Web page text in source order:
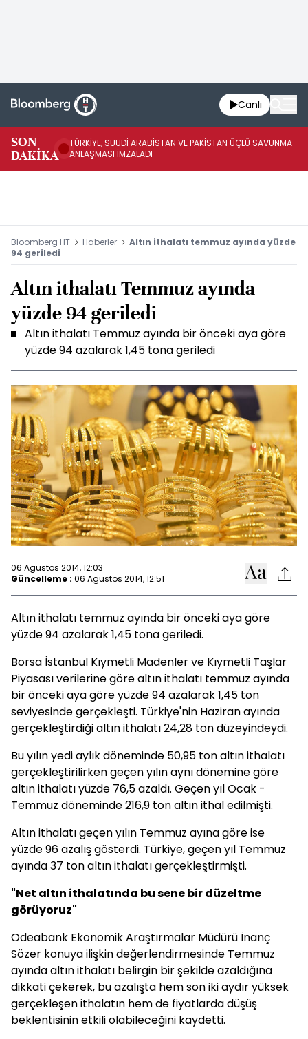
Canlı
SON
DAKİKA
TÜRKİYE, SUUDİ ARABİSTAN VE PAKİSTAN ÜÇLÜ SAVUNMA
ANLAŞMASI İMZALADI
Bloomberg HT Haberler
Altın ithalatı temmuz ayında yüzde
94 geriledi
Altın ithalatı Temmuz ayında
yüzde 94 geriledi
Altın ithalatı Temmuz ayında bir önceki aya göre
yüzde 94 azalarak 1,45 tona geriledi
06 Ağustos 2014, 12:03
Güncelleme : 06 Ağustos 2014, 12:51
Altın ithalatı temmuz ayında bir önceki aya göre
yüzde 94 azalarak 1,45 tona geriledi.
Borsa İstanbul Kıymetli Madenler ve Kıymetli Taşlar
Piyasası verilerine göre altın ithalatı temmuz ayında
bir önceki aya göre yüzde 94 azalarak 1,45 ton
seviyesinde gerçekleşti. Türkiye'nin Haziran ayında
gerçekleştirdiği altın ithalatı 24,28 ton düzeyindeydi.
Bu yılın yedi aylık döneminde 50,95 ton altın ithalatı
gerçekleştirilirken geçen yılın aynı dönemine göre
altın ithalatı yüzde 76,5 azaldı. Geçen yıl Ocak -
Temmuz döneminde 216,9 ton altın ithal edilmişti.
Altın ithalatı geçen yılın Temmuz ayına göre ise
yüzde 96 azalış gösterdi. Türkiye, geçen yıl Temmuz
ayında 37 ton altın ithalatı gerçekleştirmişti.
"Net altın ithalatında bu sene bir düzeltme
görüyoruz"
Odeabank Ekonomik Araştırmalar Müdürü İnanç
Sözer konuya ilişkin değerlendirmesinde Temmuz
ayında altın ithalatı belirgin bir şekilde azaldığına
dikkati çekerek, bu azalışta hem son iki aydır yüksek
gerçekleşen ithalatın hem de fiyatlarda düşüş
beklentisinin etkili olabileceğini kaydetti.